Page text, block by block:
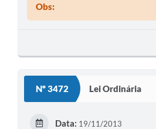
Obs:
Nº 3472 Lei Ordinária
Data: 19/11/2013